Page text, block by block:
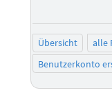
Übersicht alle
Benutzerkonto